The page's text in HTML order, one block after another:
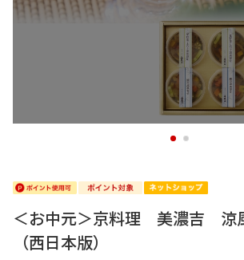
1 2
＜お中元＞京料理 美濃吉 涼
（西日本版）